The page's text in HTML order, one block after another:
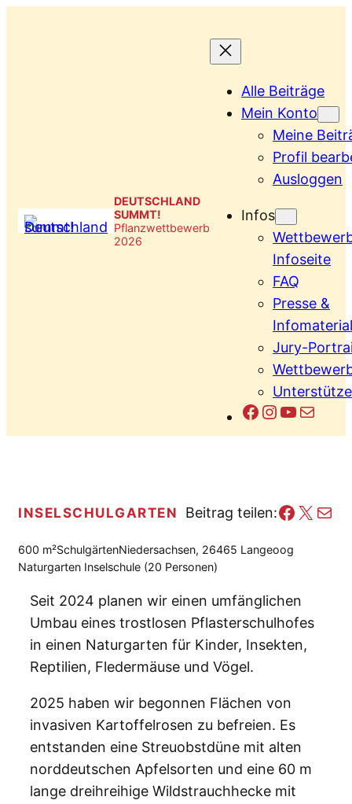
DEUTSCHLAND
SUMMT!
Pflanzwettbewerb
2026
Alle Beiträge
Mein Konto
Meine
Profil
Ausloggen
Infos
Infoseite
FAQ
Presse &
Infomaterial
Jury-
Facebook
Instagram
E-Mail
INSELSCHULGARTEN Beitrag teilen: X E-Mail
600 m²SchulgärtenNiedersachsen, 26465 Langeoog
Naturgarten Inselschule (20 Personen)
Seit 2024 planen wir einen umfänglichen
Umbau eines trostlosen Pflasterschulhofes
in einen Naturgarten für Kinder, Insekten,
Reptilien, Fledermäuse und Vögel.
2025 haben wir begonnen Flächen von
invasiven Kartoffelrosen zu befreien. Es
entstanden eine Streuobstdüne mit alten
norddeutschen Apfelsorten und eine 60 m
lange dreihreihige Wildstrauchhecke mit